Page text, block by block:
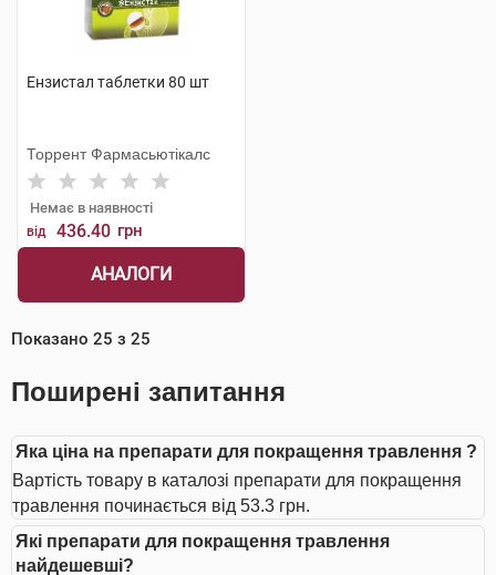
Ензистал таблетки 80 шт
Торрент Фармасьютікалс
Немає в наявності
від 436.40 грн
АНАЛОГИ
Показано 25 з 25
Поширені запитання
Яка ціна на препарати для покращення травлення ?
Вартість товару в каталозі препарати для покращення
травлення починається від 53.3 грн.
Які препарати для покращення травлення
найдешевші?